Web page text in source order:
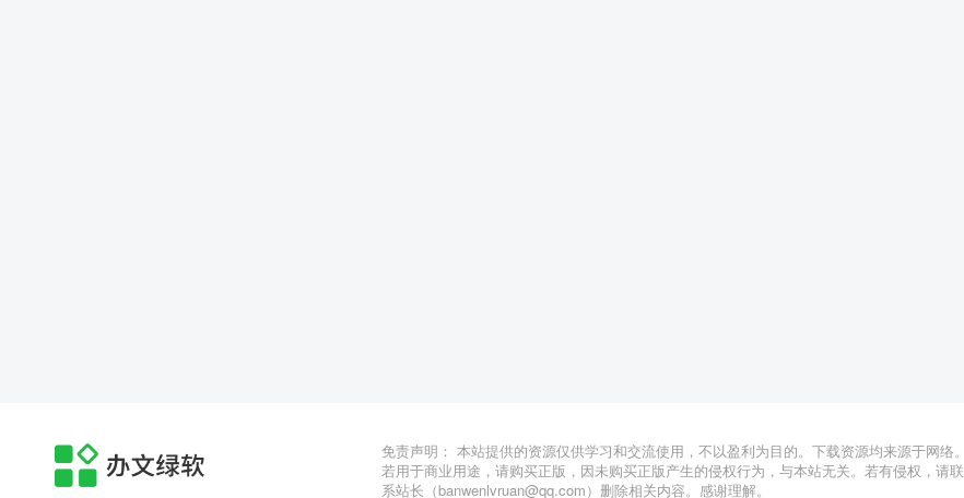
免责声明： 本站提供的资源仅供学习和交流使用，不以盈利为目的。下载资源均来源于网络。
若用于商业用途，请购买正版，因未购买正版产生的侵权行为，与本站无关。若有侵权，请联
系站长（banwenlvruan@qq.com）删除相关内容。感谢理解。